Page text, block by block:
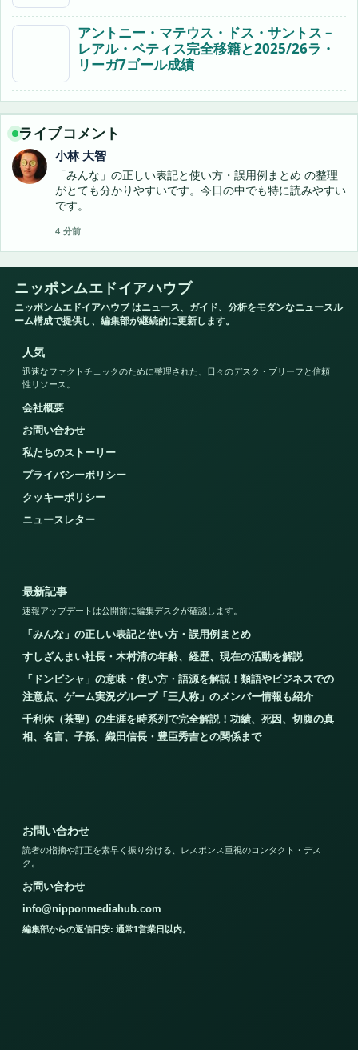
アントニー・マテウス・ドス・サントス –
レアル・ベティス完全移籍と2025/26ラ・
リーガ7ゴール成績
ライブコメント
小林 大智
「みんな」の正しい表記と使い方・誤用例まとめ の整理
がとても分かりやすいです。今日の中でも特に読みやすい
です。
4 分前
ニッポンムエドイアハウブ
ニッポンムエドイアハウブ はニュース、ガイド、分析をモダンなニュースル
ーム構成で提供し、編集部が継続的に更新します。
人気
迅速なファクトチェックのために整理された、日々のデスク・ブリーフと信頼
性リソース。
会社概要
お問い合わせ
私たちのストーリー
プライバシーポリシー
クッキーポリシー
ニュースレター
最新記事
速報アップデートは公開前に編集デスクが確認します。
「みんな」の正しい表記と使い方・誤用例まとめ
すしざんまい社長・木村清の年齢、経歴、現在の活動を解説
「ドンピシャ」の意味・使い方・語源を解説！類語やビジネスでの
注意点、ゲーム実況グループ「三人称」のメンバー情報も紹介
千利休（茶聖）の生涯を時系列で完全解説！功績、死因、切腹の真
相、名言、子孫、織田信長・豊臣秀吉との関係まで
お問い合わせ
読者の指摘や訂正を素早く振り分ける、レスポンス重視のコンタクト・デス
ク。
お問い合わせ
info@nipponmediahub.com
編集部からの返信目安: 通常1営業日以内。